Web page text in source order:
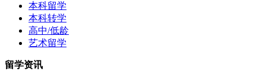
本科留学
本科转学
高中/低龄
艺术留学
留学资讯